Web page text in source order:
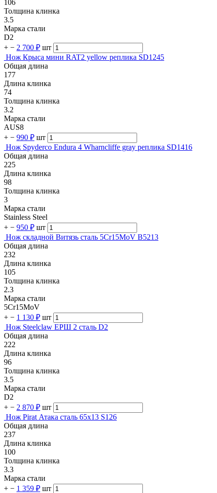
106
Толщина клинка
3.5
Марка стали
D2
+ − 2 700 ₽ шт
Нож Крыса мини RAT2 yellow реплика SD1245
Общая длина
177
Длина клинка
74
Толщина клинка
3.2
Марка стали
AUS8
+ − 990 ₽ шт
Нож Spyderco Endura 4 Wharncliffe gray реплика SD1416
Общая длина
225
Длина клинка
98
Толщина клинка
3
Марка стали
Stainless Steel
+ − 950 ₽ шт
Нож складной Витязь сталь 5Cr15MoV B5213
Общая длина
232
Длина клинка
105
Толщина клинка
2.3
Марка стали
5Cr15MoV
+ − 1 130 ₽ шт
Нож Steelclaw ЕРШ 2 сталь D2
Общая длина
222
Длина клинка
96
Толщина клинка
3.5
Марка стали
D2
+ − 2 870 ₽ шт
Нож Pirat Атака сталь 65х13 S126
Общая длина
237
Длина клинка
100
Толщина клинка
3.3
Марка стали
+ − 1 359 ₽ шт